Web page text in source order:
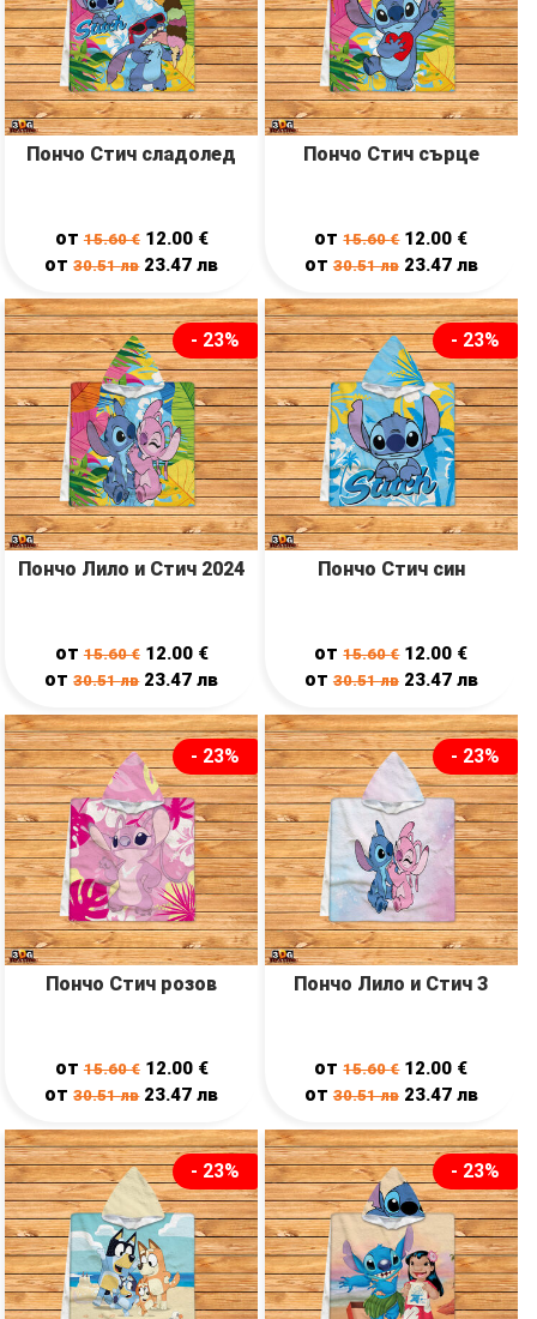
Пончо Стич сладолед
от15.60€ 12.00 €
от30.51лв 23.47лв
Пончо Стич сърце
от15.60€ 12.00 €
от 30.51лв 23.47 лв
- 23%
Пончо Лило и Стич 2024
от15.60€ 12.00 €
от30.51лв 23.47лв
- 23%
Пончо Стич син
от15.60€ 12.00 €
от 30.51лв 23.47 лв
- 23%
Пончо Стич розов
от15.60€ 12.00 €
от30.51лв 23.47лв
- 23%
Пончо Лило и Стич 3
от15.60€ 12.00 €
от 30.51лв 23.47 лв
- 23% - 23%